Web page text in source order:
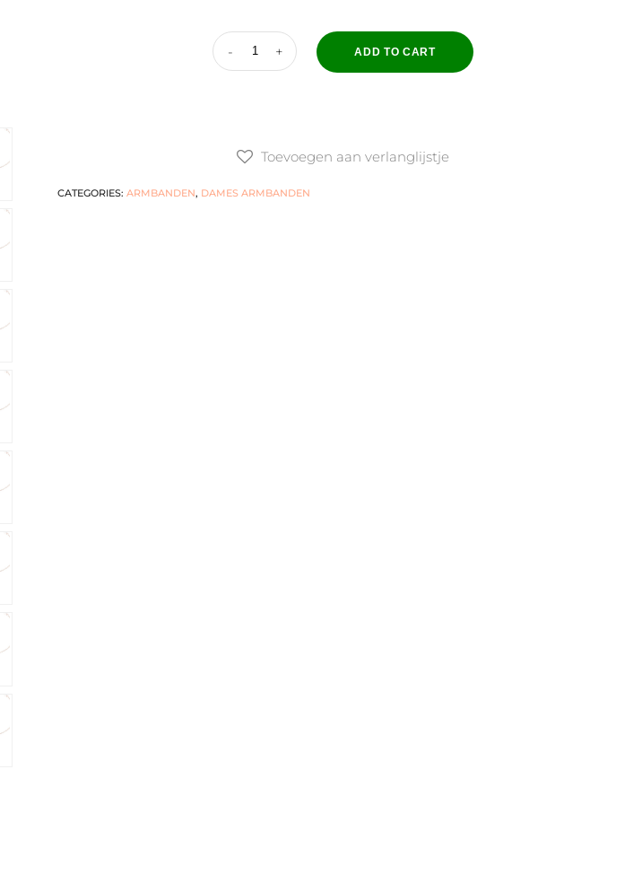
ADD TO CART
Toevoegen aan verlanglijstje
CATEGORIES: ARMBANDEN, DAMES ARMBANDEN